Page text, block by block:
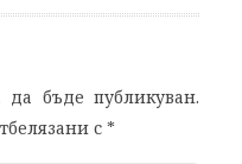
бъде публикуван.
с *